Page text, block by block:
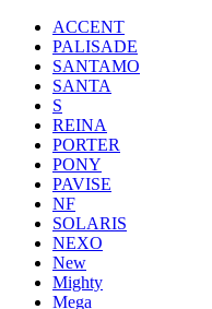
ACCENT
PALISADE
SANTAMO
SANTA
S
REINA
PORTER
PONY
PAVISE
NF
SOLARIS
NEXO
New
Mighty
Mega